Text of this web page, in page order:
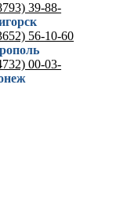
39-88-
56-10-60
00-03-